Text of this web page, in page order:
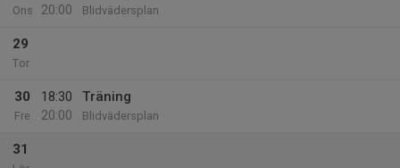
Ons
20:00
Blidvädersplan
29
Tor
30
Fre
18:30
20:00
Träning
Blidvädersplan
31